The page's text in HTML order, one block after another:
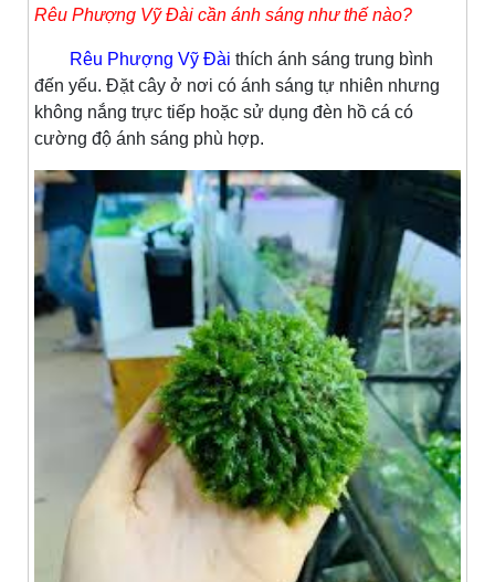
Rêu Phượng Vỹ Đài cần ánh sáng như thế nào?
Rêu Phượng Vỹ Đài thích ánh sáng trung bình
đến yếu. Đặt cây ở nơi có ánh sáng tự nhiên nhưng
không nắng trực tiếp hoặc sử dụng đèn hồ cá có
cường độ ánh sáng phù hợp.